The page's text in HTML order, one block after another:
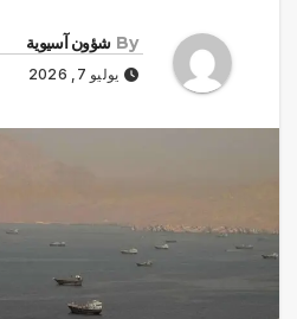
By شؤون آسيوية
يوليو 7, 2026